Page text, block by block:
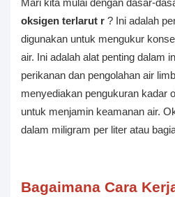
Mari kita mulai dengan dasar-
oksigen terlarut r ? Ini adalah
digunakan untuk mengukur
air. Ini adalah alat penting dalam
perikanan dan pengolahan air
menyediakan pengukuran kadar
untuk menjamin keamanan air.
dalam miligram per liter atau
Bagaimana Cara